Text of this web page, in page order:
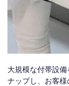
大規模な付帯設
ナップし、お客